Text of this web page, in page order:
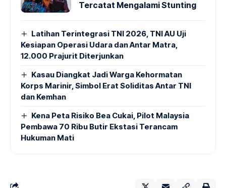
Tercatat Mengalami Stunting
Latihan Terintegrasi TNI 2026, TNI AU Uji
Kesiapan Operasi Udara dan Antar Matra,
12.000 Prajurit Diterjunkan
Kasau Diangkat Jadi Warga Kehormatan
Korps Marinir, Simbol Erat Soliditas Antar TNI
dan Kemhan
Kena Peta Risiko Bea Cukai, Pilot Malaysia
Pembawa 70 Ribu Butir Ekstasi Terancam
Hukuman Mati